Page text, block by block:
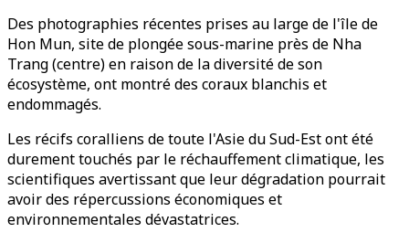
Des photographies récentes prises au large de l'île de
Hon Mun, site de plongée sous-marine près de Nha
Trang (centre) en raison de la diversité de son
écosystème, ont montré des coraux blanchis et
endommagés.
Les récifs coralliens de toute l'Asie du Sud-Est ont été
durement touchés par le réchauffement climatique, les
scientifiques avertissant que leur dégradation pourrait
avoir des répercussions économiques et
environnementales dévastatrices.